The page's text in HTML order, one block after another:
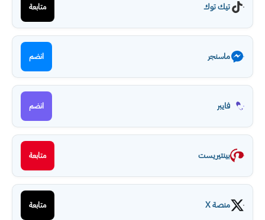
تيك توك متابعة
ماسنجر انضم
فايبر انضم
بينتيريست متابعة
منصة X متابعة